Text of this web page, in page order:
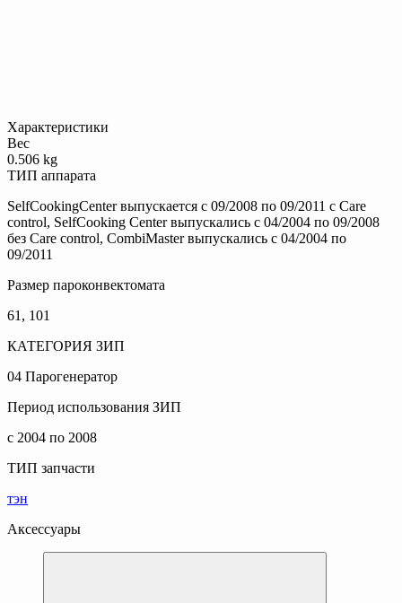
Характеристики
Вес
0.506 kg
ТИП аппарата
SelfCookingCenter выпускается с 09/2008 по 09/2011 с Care
control, SelfCooking Center выпускались с 04/2004 по 09/2008
без Care control, CombiMaster выпускались с 04/2004 по
09/2011
Размер пароконвектомата
61, 101
КАТЕГОРИЯ ЗИП
04 Парогенератор
Период использования ЗИП
с 2004 по 2008
ТИП запчасти
тэн
Аксессуары